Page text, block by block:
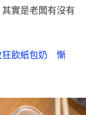
實是老闆有沒有
狂飲紙包奶 慚